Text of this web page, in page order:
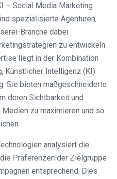
– Social Media Marketing
spezialisierte Agenturen,
Branche dabei
zu entwickeln
liegt in der Kombination
Künstlicher Intelligenz (KI)
Sie bieten maßgeschneiderte
deren Sichtbarkeit und
zu maximieren und so
analysiert die
Präferenzen der Zielgruppe
entsprechend. Dies